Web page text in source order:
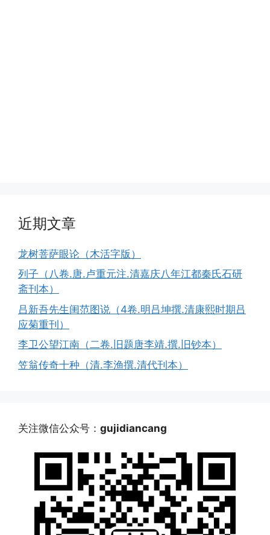
近期文章
龙树菩萨眼论（木活字版）
列子（八卷.唐.卢重元注.清嘉庆八年江都秦氏石研
斋刊本）
吕新吾先生闺范图说（4卷.明吕坤撰.清康熙时期吕
应菊重刊）
李卫公望江南（二卷.旧题唐李靖.撰.旧钞本）
笠翁传奇十种（清.李渔撰.清代刊本）
关注微信公众号： gujidiancang